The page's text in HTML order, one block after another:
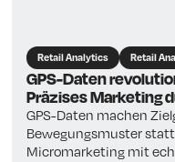
Retail Analytics Retail
GPS-Daten
Präzises Marketing
GPS-Daten machen
Bewegungsmuster
Micromarketing mit